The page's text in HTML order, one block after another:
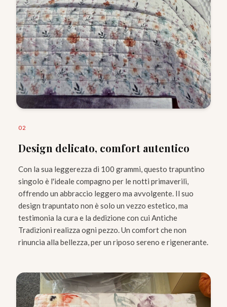
02
Design delicato, comfort autentico
Con la sua leggerezza di 100 grammi, questo trapuntino
singolo è l'ideale compagno per le notti primaverili,
offrendo un abbraccio leggero ma avvolgente. Il suo
design trapuntato non è solo un vezzo estetico, ma
testimonia la cura e la dedizione con cui Antiche
Tradizioni realizza ogni pezzo. Un comfort che non
rinuncia alla bellezza, per un riposo sereno e rigenerante.